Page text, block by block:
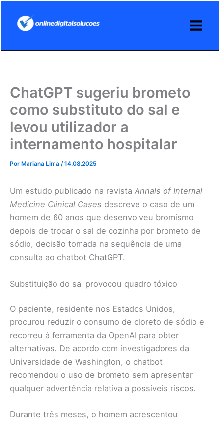
ChatGPT sugeriu brometo
como substituto do sal e
levou utilizador a
internamento hospitalar
Por Mariana Lima /14.08.2025
Um estudo publicado na revista Annals of Internal
Medicine Clinical Cases descreve o caso de um
homem de 60 anos que desenvolveu bromismo
depois de trocar o sal de cozinha por brometo de
sódio, decisão tomada na sequência de uma
consulta ao chatbot ChatGPT.
Substituição do sal provocou quadro tóxico
O paciente, residente nos Estados Unidos,
procurou reduzir o consumo de cloreto de sódio e
recorreu à ferramenta da OpenAI para obter
alternativas. De acordo com investigadores da
Universidade de Washington, o chatbot
recomendou o uso de brometo sem apresentar
qualquer advertência relativa a possíveis riscos.
Durante três meses, o homem acrescentou